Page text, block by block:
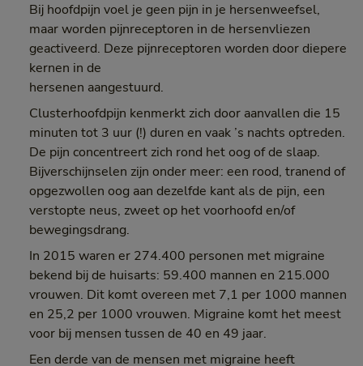
Bij hoofdpijn voel je geen pijn in je hersenweefsel,
maar worden pijnreceptoren in de hersenvliezen
geactiveerd. Deze pijnreceptoren worden door diepere
kernen in de
hersenen aangestuurd.
Clusterhoofdpijn kenmerkt zich door aanvallen die 15
minuten tot 3 uur (!) duren en vaak ’s nachts optreden.
De pijn concentreert zich rond het oog of de slaap.
Bijverschijnselen zijn onder meer: een rood, tranend of
opgezwollen oog aan dezelfde kant als de pijn, een
verstopte neus, zweet op het voorhoofd en/of
bewegingsdrang.
In 2015 waren er 274.400 personen met migraine
bekend bij de huisarts: 59.400 mannen en 215.000
vrouwen. Dit komt overeen met 7,1 per 1000 mannen
en 25,2 per 1000 vrouwen. Migraine komt het meest
voor bij mensen tussen de 40 en 49 jaar.
Een derde van de mensen met migraine heeft